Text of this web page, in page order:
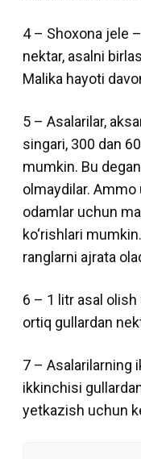
4 – Shoxona jele
nektar, asalni
Malika hayoti
5 – Asalarilar,
singari, 300 dan
mumkin. Bu
olmaydilar.
odamlar uchun
ko‘rishlari
ranglarni ajrata
6 – 1 litr asal
ortiq gullardan
7 – Asalarilarning
ikkinchisi
yetkazish uchun